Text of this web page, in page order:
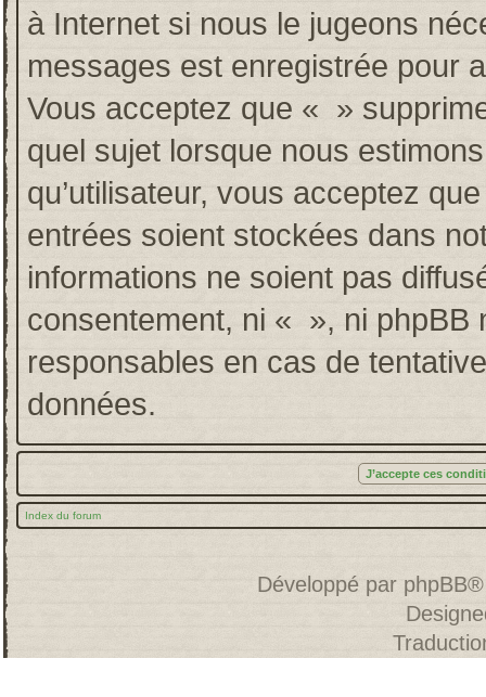
à Internet si nous le jugeons
messages est enregistrée pour
Vous acceptez que « »
quel sujet lorsque nous
qu’utilisateur, vous acceptez
entrées soient stockées dans
informations ne soient pas
consentement, ni « », ni phpBB
responsables en cas de
données.
Index du forum
Développé par phpBB®